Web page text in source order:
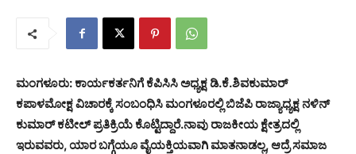
ಮಂಗಳೂರು: ಕಾರ್ಯಕರ್ತನಿಗೆ ಕೆಪಿಸಿಸಿ ಅಧ್ಯಕ್ಷ ಡಿ.ಕೆ.ಶಿವಕುಮಾರ್
ಕಪಾಳಮೋಕ್ಷ ವಿಚಾರಕ್ಕೆ ಸಂಬಂಧಿಸಿ ಮಂಗಳೂರಲ್ಲಿ ಬಿಜೆಪಿ ರಾಜ್ಯಾಧ್ಯಕ್ಷ ನಳಿನ್
ಕುಮಾರ್ ಕಟೀಲ್ ಪ್ರತಿಕ್ರಿಯೆ ಕೊಟ್ಟಿದ್ದಾರೆ.ನಾವು ರಾಜಕೀಯ ಕ್ಷೇತ್ರದಲ್ಲಿ
ಇರುವವರು, ಯಾರ ಬಗ್ಗೆಯೂ ವೈಯಕ್ತಿಯವಾಗಿ ಮಾತನಾಡಲ್ಲ, ಆದ್ರೆ ಸಮಾಜ